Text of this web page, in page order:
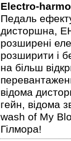
Electro-
Педаль
дисторшна,
розширені
розширити і
на більш
відома
гейн, відома
wash of My
Гілмора!